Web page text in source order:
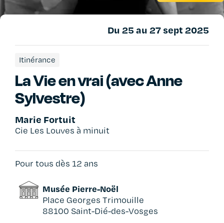
Du 25 au 27 sept 2025
Itinérance
La Vie en vrai (avec Anne
Sylvestre)
Marie Fortuit
Cie Les Louves à minuit
Pour tous dès 12 ans
Musée Pierre-Noël
Place Georges Trimouille
88100 Saint-Dié-des-Vosges